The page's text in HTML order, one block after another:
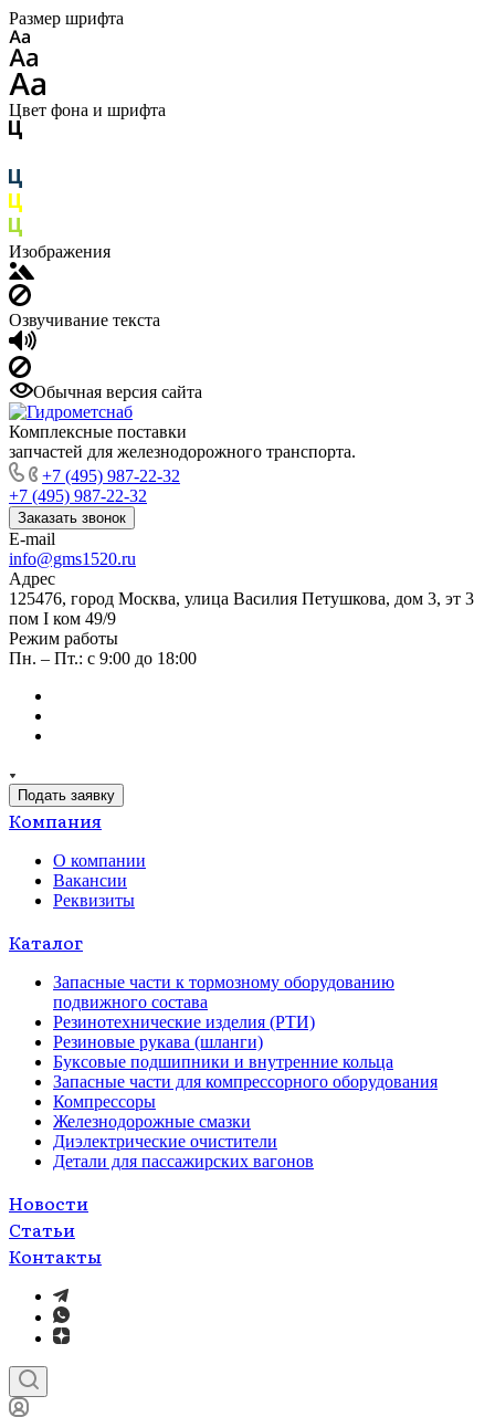
Размер шрифта
Цвет фона и шрифта
Изображения
Озвучивание текста
Обычная версия сайта
Комплексные поставки
запчастей для железнодорожного транспорта.
+7 (495) 987-22-32
+7 (495) 987-22-32
Заказать звонок
E-mail
info@gms1520.ru
Адрес
125476, город Москва, улица Василия Петушкова, дом 3, эт 3
пом I ком 49/9
Режим работы
Пн. – Пт.: с 9:00 до 18:00
Подать заявку
Компания
О компании
Вакансии
Реквизиты
Каталог
Запасные части к тормозному оборудованию
подвижного состава
Резинотехнические изделия (РТИ)
Резиновые рукава (шланги)
Буксовые подшипники и внутренние кольца
Запасные части для компрессорного оборудования
Компрессоры
Железнодорожные смазки
Диэлектрические очистители
Детали для пассажирских вагонов
Новости
Статьи
Контакты